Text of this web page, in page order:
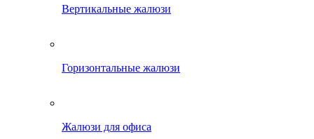
Вертикальные жалюзи
Горизонтальные жалюзи
Жалюзи для офиса